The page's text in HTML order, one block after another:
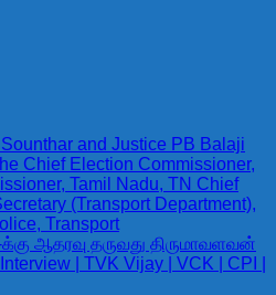
and Justice PB Balaji
Chief Election Commissioner,
Tamil Nadu, TN Chief
(Transport Department),
Transport
ஆதரவு தருவது திருமாவளவன்
| TVK Vijay | VCK | CPI |